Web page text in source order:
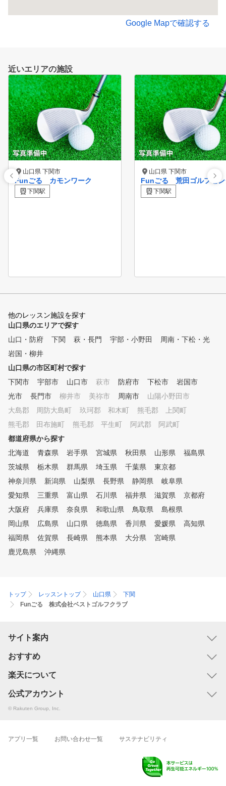
Google Mapで確認する
近いエリアの施設
山口県 下関市
Funごる カモンワーク
下関駅
山口県 下関市
Funごる 荒田ゴルフセン
下関駅
他のレッスン施設を探す
山口県のエリアで探す
山口・防府
下関 萩・長門 宇部・小野田
周南・下松・光
岩国・柳井
山口県の市区町村で探す
下関市
宇部市 山口市 萩市 防府市 下松市
岩国市
光市
長門市 柳井市 美祢市 周南市
山陽小野田市
大島郡 周防大島町
玖珂郡 和木町
熊毛郡 上関町
熊毛郡 田布施町
熊毛郡 平生町
阿武郡 阿武町
都道府県から探す
北海道
青森県 岩手県 宮城県 秋田県 山形県
福島県
茨城県
栃木県 群馬県 埼玉県 千葉県
東京都
神奈川県
新潟県 山梨県 長野県 静岡県
岐阜県
愛知県
三重県 富山県 石川県 福井県 滋賀県
京都府
大阪府
兵庫県 奈良県 和歌山県 鳥取県
島根県
岡山県
広島県 山口県 徳島県 香川県 愛媛県
高知県
福岡県
佐賀県 長崎県 熊本県 大分県
宮崎県
鹿児島県
沖縄県
トップ レッスントップ 山口県
下関
Funごる 株式会社ベストゴルフクラブ
サイト案内
おすすめ
楽天について
公式アカウント
© Rakuten Group, Inc.
アプリ一覧 お問い合わせ一覧 サステナビリティ